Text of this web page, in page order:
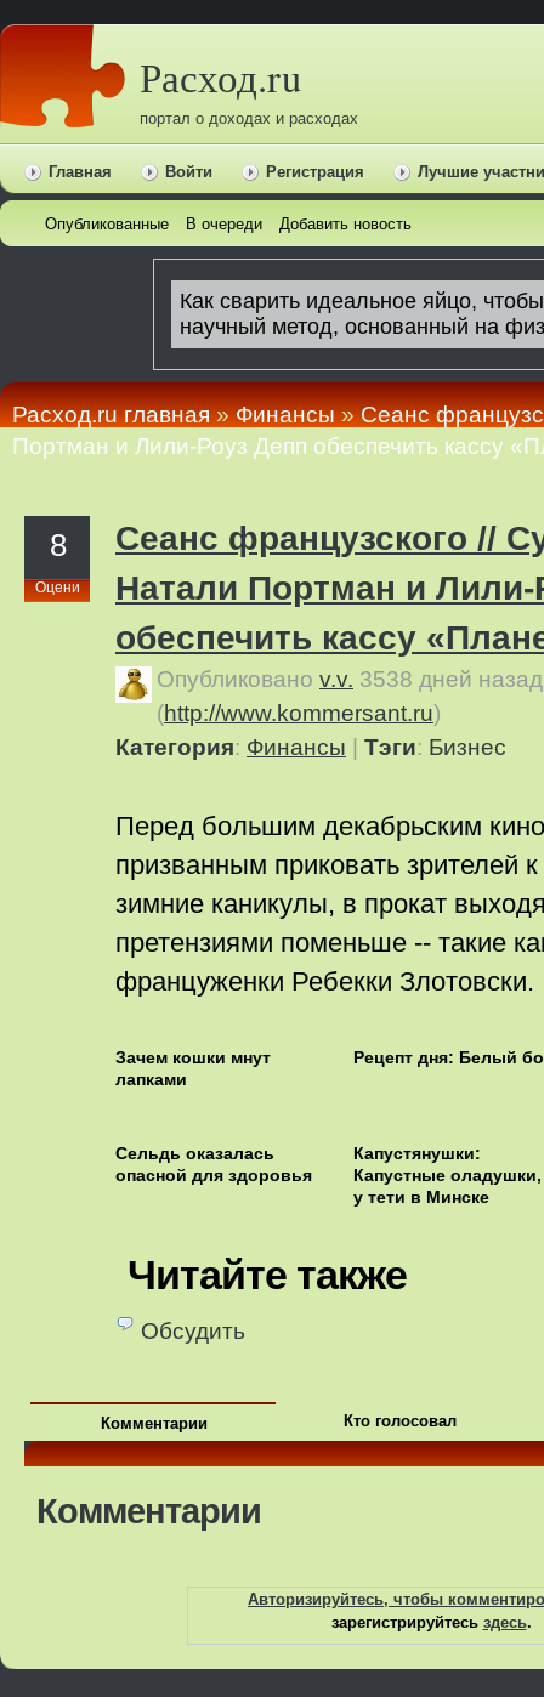
Расход.ru
портал о доходах и расходах
Главная Войти Регистрация Лучшие
Опубликованные В очереди Добавить новость
Расход.ru главная»Финансы»Сеанс
Портман и Лили-Роуз Депп обеспечить кассу
8
Оцени
Сеанс французского //
Натали Портман и Лили-
обеспечить кассу
Опубликовано v.v. 3538 дней назад
(http://www.kommersant.ru)
Категория: Финансы Тэги: Бизнес
Перед большим декабрьским
призванным приковать зрителей
зимние каникулы, в прокат
претензиями поменьше -- такие
француженки Ребекки Злотовски.
Зачем кошки мнут
лапками
Рецепт дня: Белый
Сельдь оказалась
опасной для здоровья
Капустянушки:
Капустные оладушки,
у тети в Минске
Читайте также
Обсудить
Комментарии Кто голосовал
Комментарии
Авторизируйтесь, чтобы
зарегистрируйтесь здесь.